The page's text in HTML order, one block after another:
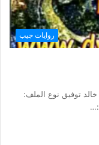
روايات جيب
توفيق نوع الملف: